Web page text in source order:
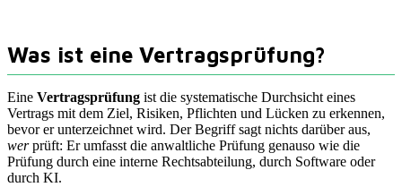
Was ist eine Vertragsprüfung?
Eine Vertragsprüfung ist die systematische Durchsicht eines
Vertrags mit dem Ziel, Risiken, Pflichten und Lücken zu erkennen,
bevor er unterzeichnet wird. Der Begriff sagt nichts darüber aus,
werprüft: Er umfasst die anwaltliche Prüfung genauso wie die
Prüfung durch eine interne Rechtsabteilung, durch Software oder
durch KI.